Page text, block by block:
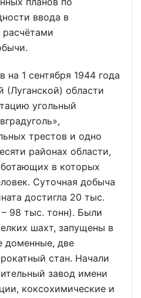
ввода в
на 1 сентября 1944 года
(Луганской) области
угольный
трестов и одно
районах области,
в которых
Суточная добыча
достигла 20 тыс.
98 тыс. тонн). Были
шахт, запущены в
доменные, две
стан. Начали
завод имени
коксохимические и